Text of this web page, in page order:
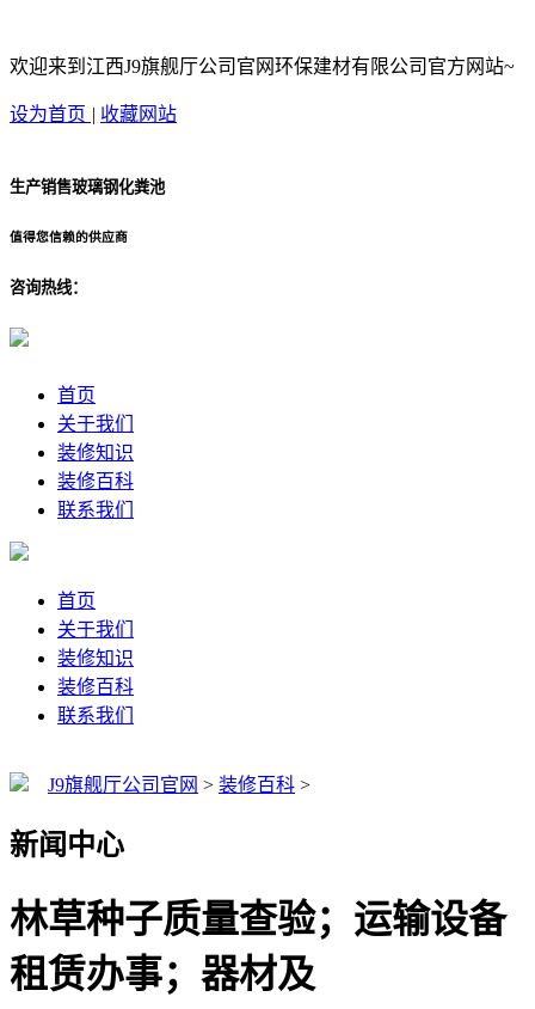
欢迎来到江西J9旗舰厅公司官网环保建材有限公司官方网站~
设为首页 | 收藏网站
生产销售玻璃钢化粪池
值得您信赖的供应商
咨询热线：
首页
关于我们
装修知识
装修百科
联系我们
首页
关于我们
装修知识
装修百科
联系我们
J9旗舰厅公司官网 > 装修百科 >
新闻中心
林草种子质量查验；运输设备
租赁办事；器材及